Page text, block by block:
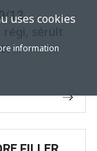
12
régi, sérült
...
uses cookies
information